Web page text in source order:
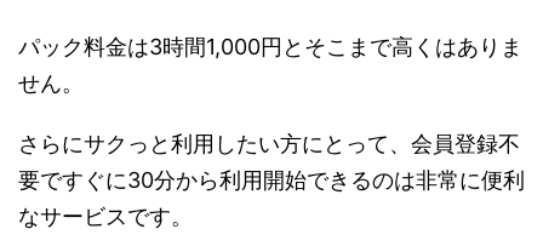
パック料金は3時間1,000円とそこまで高くはありま
せん。
さらにサクっと利用したい方にとって、会員登録不
要ですぐに30分から利用開始できるのは非常に便利
なサービスです。